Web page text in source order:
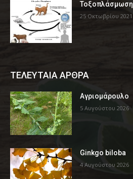
Τοξοπλάσμωση
25 Οκτωβρίου 2021
ΤΕΛΕΥΤΑΙΑ ΑΡΘΡΑ
Αγριομάρουλο
5 Αυγούστου 2026
Ginkgo biloba
4 Αυγούστου 2026